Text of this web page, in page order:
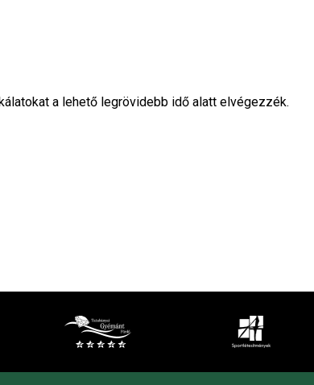
a lehető legrövidebb idő alatt elvégezzék.